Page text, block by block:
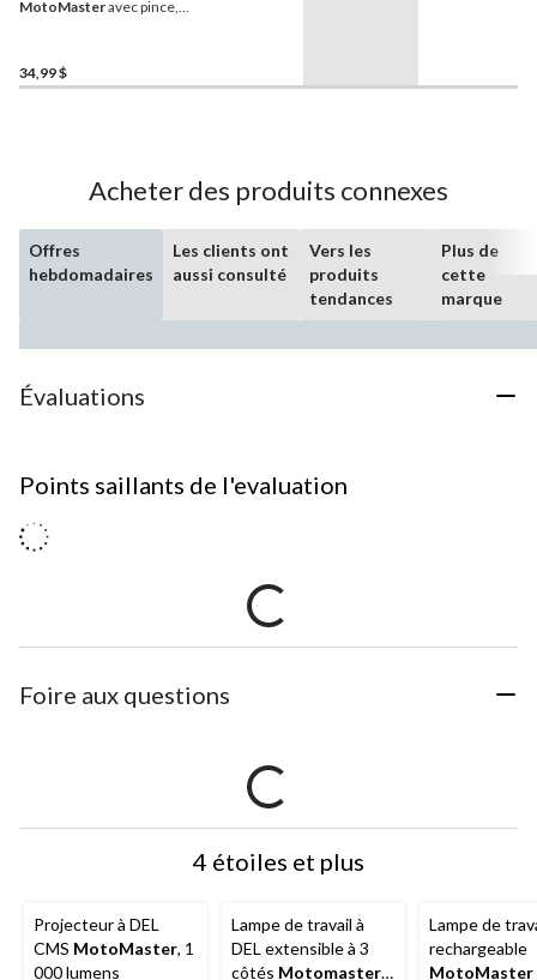
MotoMasteravec pince,
34,99 $
Acheter des produits connexes
Offres
hebdomadaires
Les clients ont
aussi consulté
Vers les
produits
tendances
Plus de
cette
marque
Évaluations
Points saillants de l'evaluation
Foire aux questions
4 étoiles et plus
Projecteur à DEL
CMS MotoMaster, 1
000 lumens
Lampe de travail à
DEL extensible à 3
côtés Motomaster
Lampe de
rechargeable
MotoMaster